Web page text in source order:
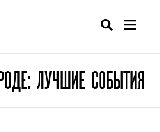
ЛУЧШИЕ СОБЫТИЯ